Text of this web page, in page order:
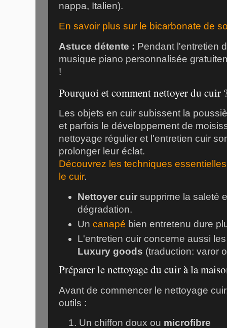
nappa, Italien).
En savoir plus sur le bicarbonate de
Astuce détente : Pendant l'entretien
musique piano personnalisée
!
Pourquoi et comment nettoyer du cuir
Les objets en cuir subissent la
et parfois le développement de
nettoyage régulier et l'entretien cuir
prolonger leur éclat.
Découvrez les techniques
le cuir.
Nettoyer cuir supprime la saleté
dégradation.
Uncanapé bien entretenu dure
L'entretien cuir concerne aussi
Luxury goods (traduction: varor
Préparer le nettoyage du cuir à la
Avant de commencer le nettoyage
outils :
Un chiffon doux ou microfibre